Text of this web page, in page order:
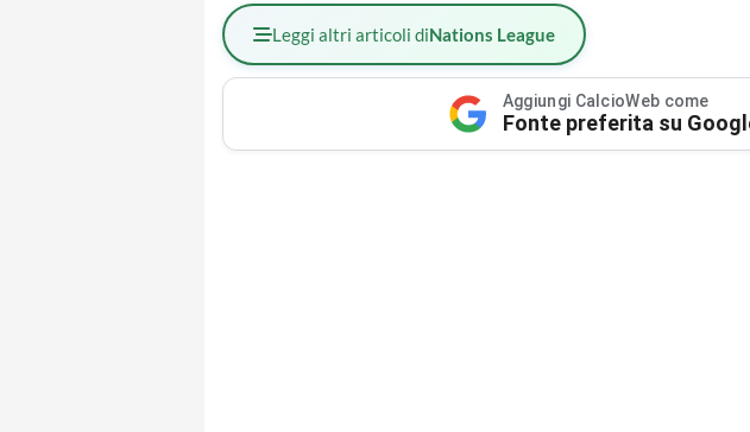
Leggi altri articoli diNations League
Aggiungi CalcioWeb come
Fonte preferita su